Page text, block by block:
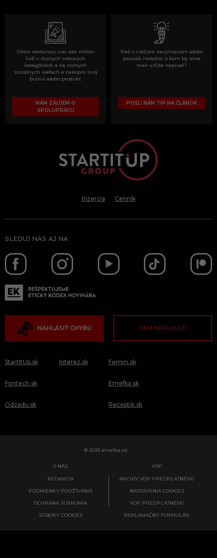
Oslov reklamou viac ako milión
ľudí v rôznych vekových
kategóriách a na rôznych
sociálnych sieťach a nakopni svoj
biznis alebo produkt.
MÁM ZÁUJEM O
SPOLUPRÁCU
Vieš o niečom zaujímavom alebo
poznáš niekoho, o kom by sme
mali určite napísať?
POŠLI NÁM TIP NA ČLÁNOK
Inzercia Cenník
SLEDUJ NÁS AJ NA
NAHLÁSIŤ CHYBU SEM NEKLIKAJ!
StartItUp.sk
Fontech.sk
Odzadu.sk
Interez.sk Femm.sk
Emefka.sk
Receptik.sk
© 2026 emefka.sk
O NÁS
REDAKCIA
PODMIENKY POUŽÍVANIA
OCHRANA SÚKROMIA
SÚBORY COOKIES
VOP
ARCHÍV VOP PREDPLATNÉHO
NASTAVENIA COOKIES
VOP PREDPLATNÉHO
REKLAMAČNÝ FORMULÁR